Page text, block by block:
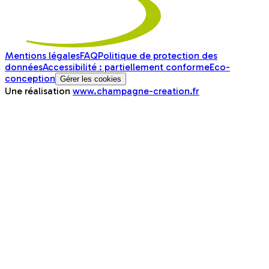
Mentions légalesFAQPolitique de protection des
donnéesAccessibilité : partiellement conformeEco-
conception Gérer les cookies
Une réalisation www.champagne-creation.fr